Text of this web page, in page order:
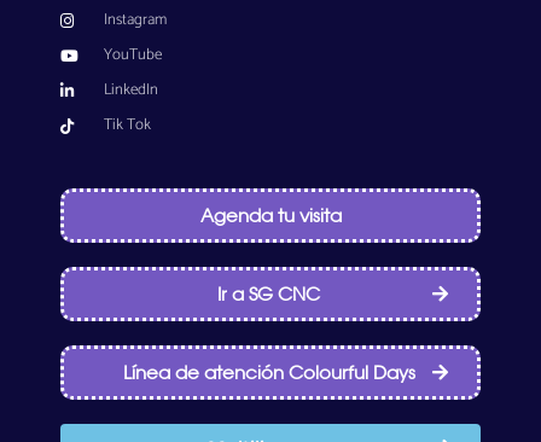
Instagram
YouTube
LinkedIn
Tik Tok
Agenda tu visita
Ir a SG CNC
Línea de atención Colourful Days